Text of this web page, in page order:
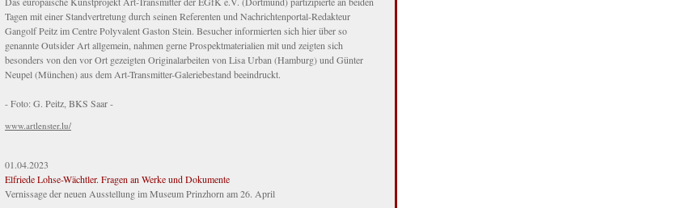
Tagen mit einer Standvertretung durch seinen Referenten und Nachrichtenportal-Redakteur
Gangolf Peitz im Centre Polyvalent Gaston Stein. Besucher informierten sich hier über so
genannte Outsider Art allgemein, nahmen gerne Prospektmaterialien mit und zeigten sich
besonders von den vor Ort gezeigten Originalarbeiten von Lisa Urban (Hamburg) und Günter
Neupel (München) aus dem Art-Transmitter-Galeriebestand beeindruckt.
- Foto: G. Peitz, BKS Saar -
www.artlenster.lu/
01.04.2023
Elfriede Lohse-Wächtler. Fragen an Werke und Dokumente
Vernissage der neuen Ausstellung im Museum Prinzhorn am 26. April